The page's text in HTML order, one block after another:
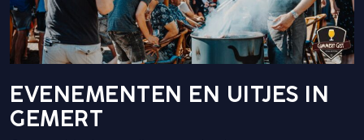
EVENEMENTEN EN UITJES IN
GEMERT